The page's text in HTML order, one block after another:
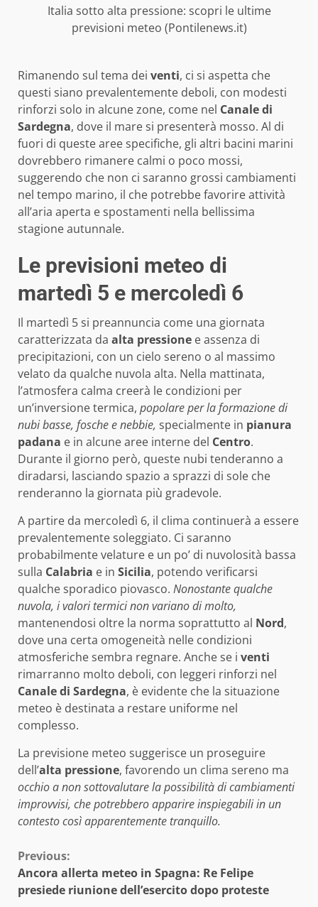
Italia sotto alta pressione: scopri le ultime
previsioni meteo (Pontilenews.it)
Rimanendo sul tema dei venti, ci si aspetta che
questi siano prevalentemente deboli, con modesti
rinforzi solo in alcune zone, come nel Canale di
Sardegna, dove il mare si presenterà mosso. Al di
fuori di queste aree specifiche, gli altri bacini marini
dovrebbero rimanere calmi o poco mossi,
suggerendo che non ci saranno grossi cambiamenti
nel tempo marino, il che potrebbe favorire attività
all’aria aperta e spostamenti nella bellissima
stagione autunnale.
Le previsioni meteo di
martedì 5 e mercoledì 6
Il martedì 5 si preannuncia come una giornata
caratterizzata da alta pressione e assenza di
precipitazioni, con un cielo sereno o al massimo
velato da qualche nuvola alta. Nella mattinata,
l’atmosfera calma creerà le condizioni per
un’inversione termica, popolare per la formazione di
nubi basse, fosche e nebbie, specialmente in pianura
padana e in alcune aree interne del Centro.
Durante il giorno però, queste nubi tenderanno a
diradarsi, lasciando spazio a sprazzi di sole che
renderanno la giornata più gradevole.
A partire da mercoledì 6, il clima continuerà a essere
prevalentemente soleggiato. Ci saranno
probabilmente velature e un po’ di nuvolosità bassa
sulla Calabria e in Sicilia, potendo verificarsi
qualche sporadico piovasco. Nonostante qualche
nuvola, i valori termici non variano di molto,
mantenendosi oltre la norma soprattutto al Nord,
dove una certa omogeneità nelle condizioni
atmosferiche sembra regnare. Anche se i venti
rimarranno molto deboli, con leggeri rinforzi nel
Canale di Sardegna, è evidente che la situazione
meteo è destinata a restare uniforme nel
complesso.
La previsione meteo suggerisce un proseguire
dell’alta pressione, favorendo un clima sereno ma
occhio a non sottovalutare la possibilità di cambiamenti
improvvisi, che potrebbero apparire inspiegabili in un
contesto così apparentemente tranquillo.
Continue
Reading
Previous:
Ancora allerta meteo in Spagna: Re Felipe
presiede riunione dell’esercito dopo proteste